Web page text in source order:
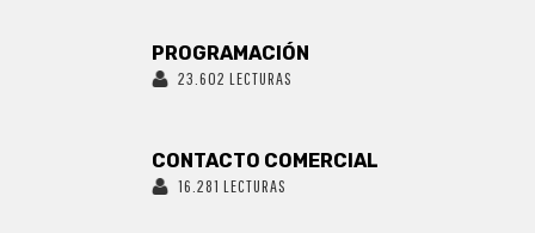
PROGRAMACIÓN
23.602 LECTURAS
CONTACTO COMERCIAL
16.281 LECTURAS